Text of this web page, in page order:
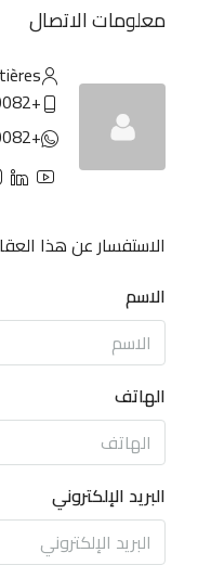
معلومات الاتصال
+212668280082
+212668280082
الاستفسار عن هذا
الاسم
الهاتف
البريد الإلكتروني